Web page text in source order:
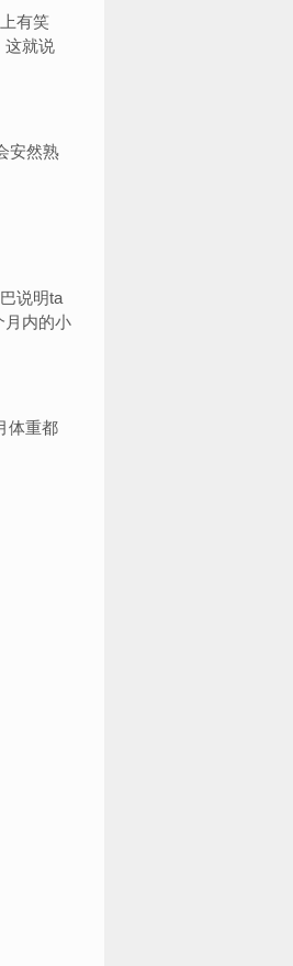
有笑
这就说
安然熟
说明ta
月内的小
体重都